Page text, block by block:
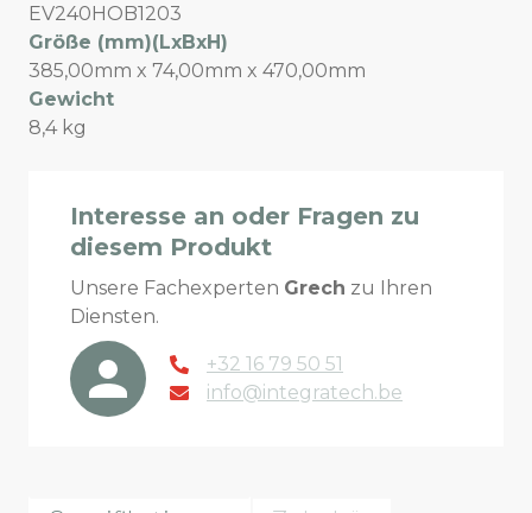
EV240HOB1203
Größe (mm)(LxBxH)
385,00mm x 74,00mm x 470,00mm
Gewicht
8,4 kg
Interesse an oder Fragen zu
diesem Produkt
Unsere Fachexperten Grech zu Ihren
Diensten.
+32 16 79 50 51
info@integratech.be